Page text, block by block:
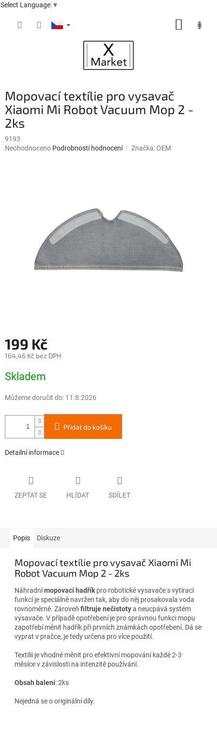
Select Language ▼
Mopovací textílie pro vysavač
Xiaomi Mi Robot Vacuum Mop 2 -
2ks
9193
Průměrné
Neohodnoceno Podrobnosti hodnocení Značka: OEM
199 Kč
164,46 Kč bez DPH
cena:
Skladem
Můžeme doručit do: 11.8.2026
Přidat do košíku
Detailní informace
ZEPTAT SE HLÍDAT SDÍLET
Popis Diskuze
Mopovací textílie pro vysavač Xiaomi Mi
Robot Vacuum Mop 2 - 2ks
Náhradnímopovací hadřík pro robotické vysavače s vytírací
funkcí je speciálně navržen tak, aby do něj prosakovala voda
rovnoměrně. Zároveň filtruje nečistotya neucpává systém
vysavače. V případě opotřebení je pro správnou funkci mopu
zapotřebí měnit hadřík při prvních známkách opotřebení. Dá se
vyprat v pračce, je tedy určena pro více použití.
Textilii je vhodné měnit pro efektivní mopování každé 2-3
měsíce v závislosti na intenzitě používání.
Obsah balení: 2ks
Nejedná se o originální díly.